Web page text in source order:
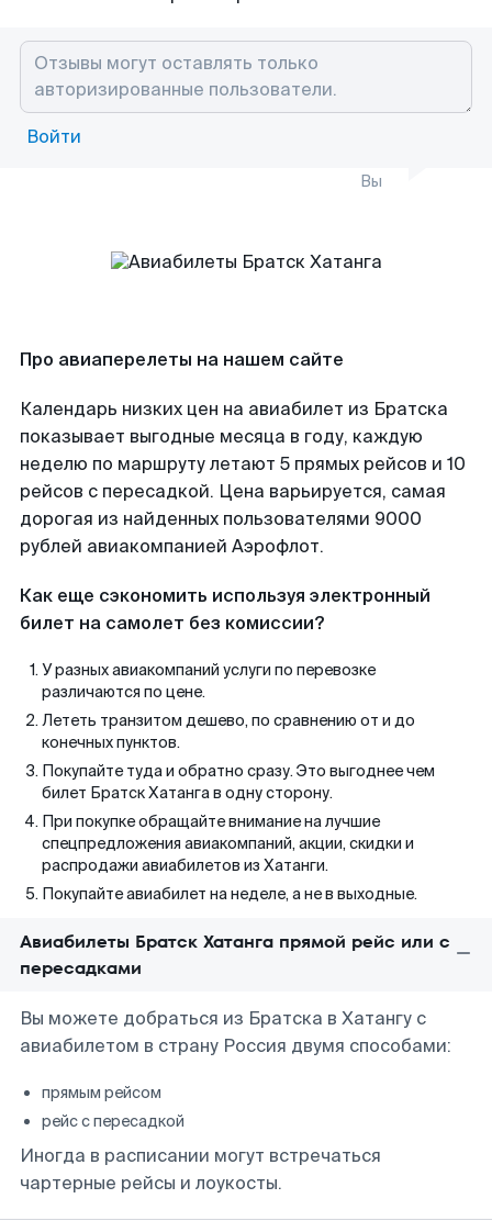
Войти
Вы
Про авиаперелеты на нашем сайте
Календарь низких цен на авиабилет из Братска
показывает выгодные месяца в году, каждую
неделю по маршруту летают 5 прямых рейсов и 10
рейсов с пересадкой. Цена варьируется, самая
дорогая из найденных пользователями 9000
рублей авиакомпанией Аэрофлот.
Как еще сэкономить используя электронный
билет на самолет без комиссии?
У разных авиакомпаний услуги по перевозке
различаются по цене.
Лететь транзитом дешево, по сравнению от и до
конечных пунктов.
Покупайте туда и обратно сразу. Это выгоднее чем
билет Братск Хатанга в одну сторону.
При покупке обращайте внимание на лучшие
спецпредложения авиакомпаний, акции, скидки и
распродажи авиабилетов из Хатанги.
Покупайте авиабилет на неделе, а не в выходные.
Авиабилеты Братск Хатанга прямой рейс или с
пересадками
Вы можете добраться из Братска в Хатангу с
авиабилетом в страну Россия двумя способами:
прямым рейсом
рейс с пересадкой
Иногда в расписании могут встречаться
чартерные рейсы и лоукосты.